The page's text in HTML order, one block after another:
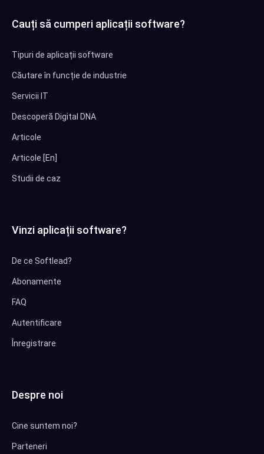
Cauți să cumperi aplicații software?
Tipuri de aplicații software
Căutare în funcție de industrie
Servicii IT
Descoperă Digital DNA
Articole
Articole [En]
Studii de caz
Vinzi aplicații software?
De ce Softlead?
Abonamente
FAQ
Autentificare
Înregistrare
Despre noi
Cine suntem noi?
Parteneri